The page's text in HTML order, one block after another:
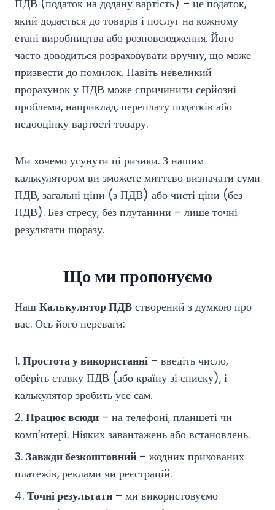
ПДВ (податок на додану вартість) – це податок,
який додається до товарів і послуг на кожному
етапі виробництва або розповсюдження. Його
часто доводиться розраховувати вручну, що може
призвести до помилок. Навіть невеликий
прорахунок у ПДВ може спричинити серйозні
проблеми, наприклад, переплату податків або
недооцінку вартості товару.
Ми хочемо усунути ці ризики. З нашим
калькулятором ви зможете миттєво визначати суми
ПДВ, загальні ціни (з ПДВ) або чисті ціни (без
ПДВ). Без стресу, без плутанини – лише точні
результати щоразу.
Що ми пропонуємо
Наш Калькулятор ПДВ створений з думкою про
вас. Ось його переваги:
1. Простота у використанні – введіть число,
оберіть ставку ПДВ (або країну зі списку), і
калькулятор зробить усе сам.
2. Працює всюди – на телефоні, планшеті чи
комп’ютері. Ніяких завантажень або встановлень.
3. Завжди безкоштовний – жодних прихованих
платежів, реклами чи реєстрацій.
4. Точні результати – ми використовуємо